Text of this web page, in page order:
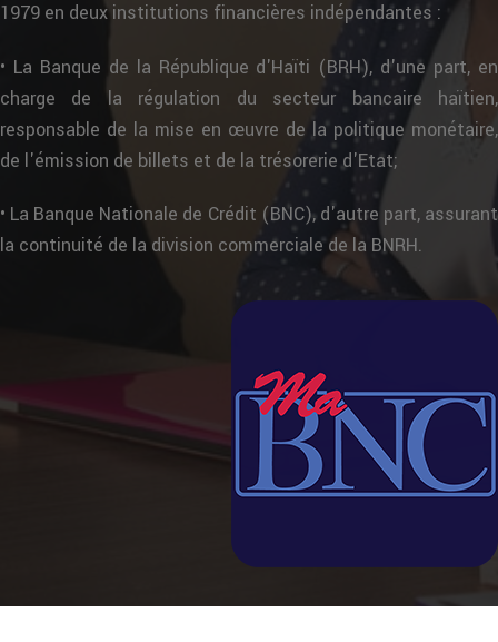
1979 en deux institutions financières indépendantes :
• La Banque de la République d'Haïti (BRH), d'une part, en
charge de la régulation du secteur bancaire haïtien,
responsable de la mise en œuvre de la politique monétaire,
de l'émission de billets et de la trésorerie d'Etat;
• La Banque Nationale de Crédit (BNC), d'autre part, assurant
la continuité de la division commerciale de la BNRH.